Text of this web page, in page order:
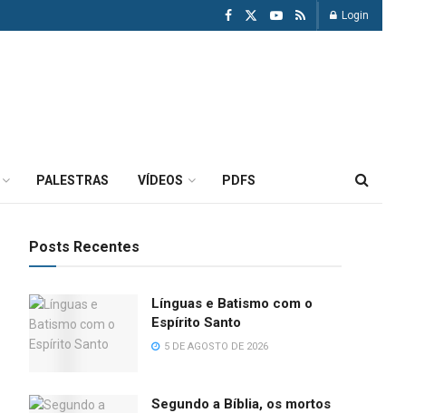
Login
PALESTRAS VÍDEOS PDFS
Posts Recentes
Línguas e Batismo com o
Espírito Santo
5 DE AGOSTO DE 2026
Segundo a Bíblia, os mortos